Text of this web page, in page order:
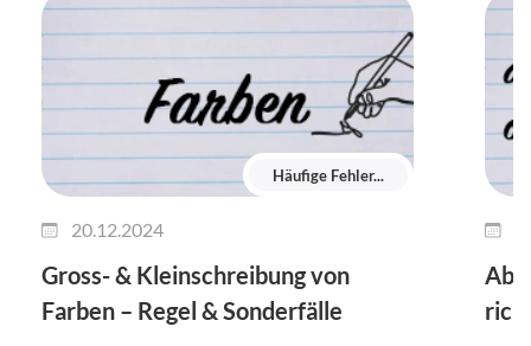
Häufige Fehler...
20.12.2024
Gross- & Kleinschreibung von
Farben – Regel & Sonderfälle
Ab